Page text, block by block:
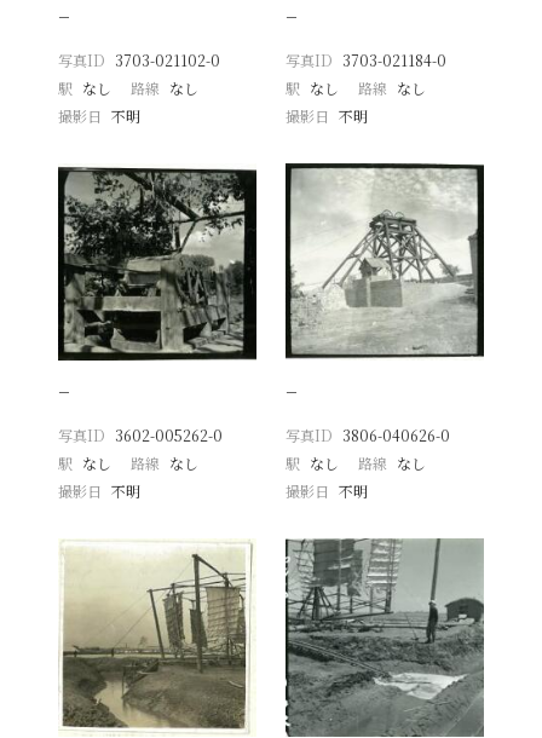
−
写真ID 3703-021102-0
駅 なし 路線 なし
撮影日
不明
−
写真ID 3703-021184-0
駅 なし 路線 なし
撮影日 不明
−
写真ID 3602-005262-0
駅 なし 路線 なし
撮影日
不明
−
写真ID 3806-040626-0
駅 なし 路線 なし
撮影日 不明